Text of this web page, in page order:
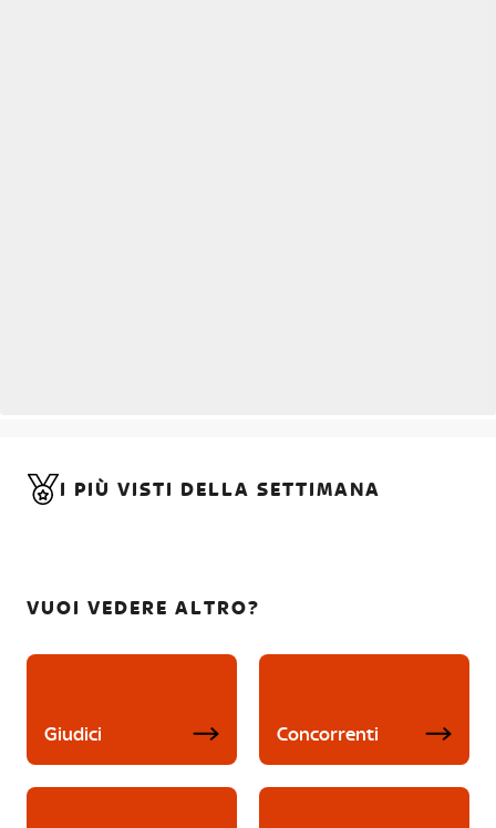
I PIÙ VISTI DELLA SETTIMANA
VUOI VEDERE ALTRO?
Giudici Concorrenti